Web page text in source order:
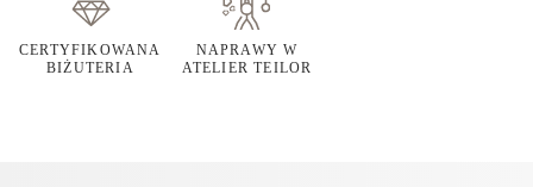
CERTYFIKOWANA
BIŻUTERIA
NAPRAWY W
ATELIER TEILOR